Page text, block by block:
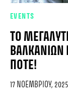
EVENTS
ΤΟ
ΒΑΛΚΑΝΊΩΝ
ΠΟΤΈ!
17 ΝΟΕΜΒΡΊΟΥ, 2025